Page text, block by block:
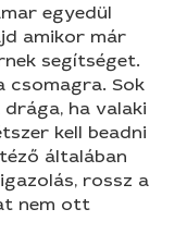
egyedül
amikor már
segítséget.
csomagra. Sok
ha valaki
kell beadni
általában
rossz a
nem ott